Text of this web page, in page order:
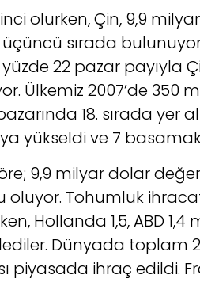
olurken, Çin, 9,9
sırada
yüzde 22 pazar payıyla
Ülkemiz 2007’de 350
18. sırada yer
yükseldi ve 7
göre; 9,9 milyar dolar
Tohumluk
Hollanda 1,5, ABD 1,4
Dünyada toplam
piyasada ihraç edildi.